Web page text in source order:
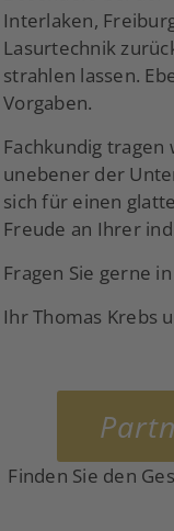
Interlaken,
Lasurtechnik
strahlen lassen.
Vorgaben.
Fachkundig
unebener der
sich für einen
Freude an Ihrer
Fragen Sie gerne
Ihr Thomas Krebs
Finden Sie den